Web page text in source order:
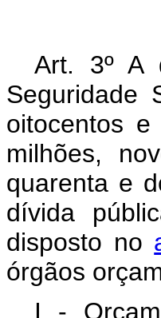
Art. 3º A
Seguridade
oitocentos
milhões,
quarenta e
dívida
disposto no
órgãos
I -